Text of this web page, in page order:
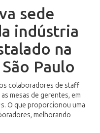
sede
indústria
na
Paulo
colaboradores de staff
mesas de gerentes, em
O que proporcionou uma
melhorando